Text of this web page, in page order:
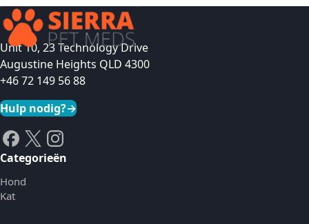
Unit 10, 23 Technology Drive
Augustine Heights QLD 4300
+46 72 149 56 88
Hulp nodig?→
Categorieën
Hond
Kat